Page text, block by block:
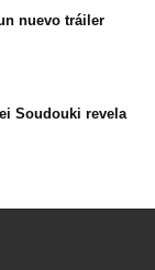
nuevo tráiler
Soudouki revela